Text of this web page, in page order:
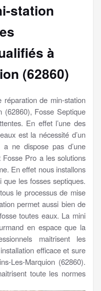
station
à
(62860)
réparation de min-station
(62860), Fosse Septique
En effet l’une des
est la nécessité d’un
ne dispose pas d’une
Pro a les solutions
En effet nous installons
que les fosses septiques.
le processus de mise
permet aussi bien de
toutes eaux. La mini
en espace que la
maitrisent les
efficace et sure
Les-Marquion (62860).
toute les normes